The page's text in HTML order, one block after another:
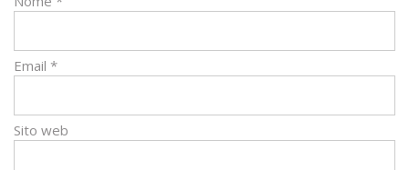
Email *
Sito web